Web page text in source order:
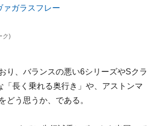
ク)
り、バランスの悪い6シリーズやSクラ
長く乗れる奥行き」や、アストンマ
どう思うか、である。